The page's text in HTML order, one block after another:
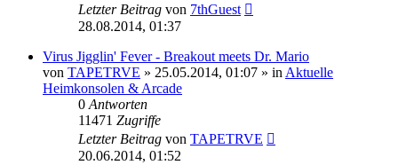
Letzter Beitrag von 7thGuest
28.08.2014, 01:37
Virus Jigglin' Fever - Breakout meets Dr. Mario
von TAPETRVE » 25.05.2014, 01:07 » inAktuelle
Heimkonsolen & Arcade
0Antworten
11471 Zugriffe
Letzter Beitrag von TAPETRVE
20.06.2014, 01:52